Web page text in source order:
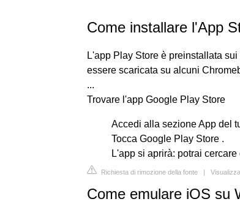
Come installare l'App
L'app Play Store è preinstallata
essere scaricata su alcuni
...
Trovare l'app Google Play Store
Accedi alla sezione App del
Tocca Google Play Store .
L'app si aprirà: potrai
Richiesta di rimozione della fonte |
Come emulare iOS su